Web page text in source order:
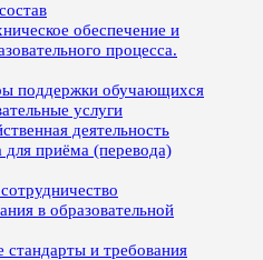
обеспечение и
процесса.
поддержки обучающихся
услуги
деятельность
для приёма (перевода)
в образовательной
стандарты и требования